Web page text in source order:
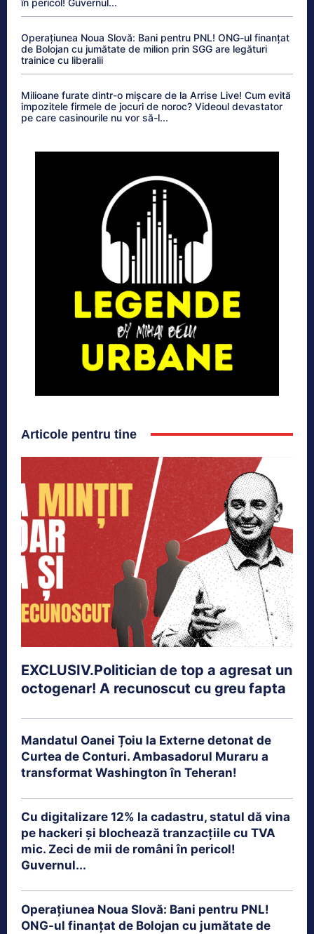
Operațiunea Noua Slovă: Bani pentru PNL! ONG-ul finanțat
de Bolojan cu jumătate de milion prin SGG are legături
trainice cu liberalii
Milioane furate dintr-o mișcare de la Arrise Live! Cum evită
impozitele firmele de jocuri de noroc? Videoul devastator
pe care casinourile nu vor să-l...
Articole pentru tine
EXCLUSIV.Politician de top a agresat un
octogenar! A recunoscut cu greu fapta
Mandatul Oanei Țoiu la Externe detonat de
Curtea de Conturi. Ambasadorul Muraru a
transformat Washington în Teheran!
Cu digitalizare 12% la cadastru, statul dă vina
pe hackeri și blochează tranzacțiile cu TVA
mic. Zeci de mii de români în pericol!
Guvernul...
Operațiunea Noua Slovă: Bani pentru PNL!
ONG-ul finanțat de Bolojan cu jumătate de